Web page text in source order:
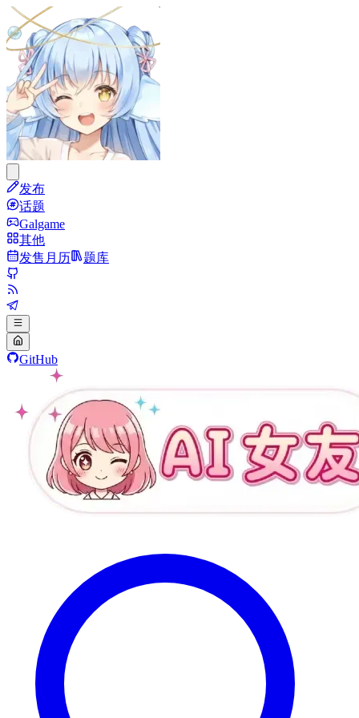
发布
话题
Galgame
其他
发售月历
题库
GitHub